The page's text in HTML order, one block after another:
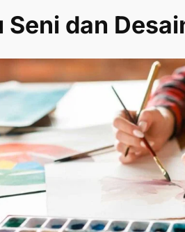
Seni dan